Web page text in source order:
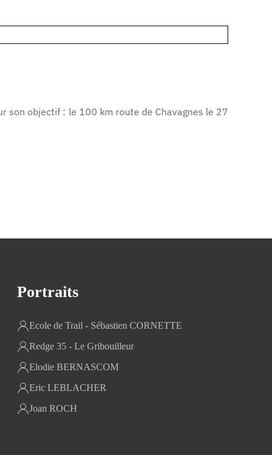
son objectif : le 100 km route de Chavagnes le 27
Portraits
Ecole de Trail - Sébastien CORNETTE
Redge 35 - Le Gribouilleur
Elodie BERNASCOM
Eric LEBLACHER
Joan ROCH